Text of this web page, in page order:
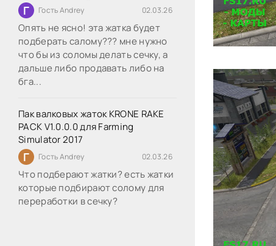
Г Гость Andrey 02.03.26
Опять не ясно! эта жатка будет
подберать салому??? мне нужно
что бы из соломы делать сечку, а
дальше либо продавать либо на
бга...
Пак валковых жаток KRONE RAKE
PACK V1.0.0.0 для Farming
Simulator 2017
Г Гость Andrey 02.03.26
Что подберают жатки? есть жатки
которые подбирают солому для
переработки в сечку?